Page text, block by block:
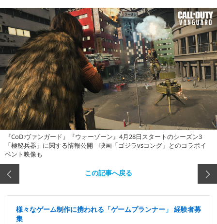
『CoD:ヴァンガード』『ウォーゾーン』4月28日スタートのシーズン3
「極秘兵器」に関する情報公開―映画「ゴジラvsコング」とのコラボイ
ベント映像も
この記事へ戻る
様々なゲーム制作に携われる「ゲームプランナー」 経験者募
集